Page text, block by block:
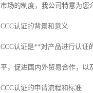
市场的制度，我公司特意为您
CCC认证的背景和意义
CCC认证是**对产品进行认证
平，促进国内外贸易合作，以
CCC认证的申请流程和标准